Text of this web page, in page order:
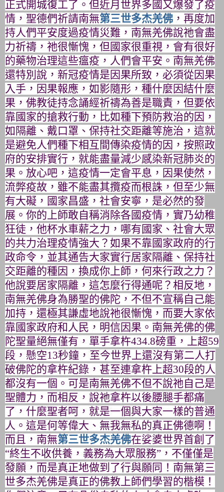
正式開城復工了。 但近月世界多國又爆發了疫
情，聖德們祈請南無第三世多杰羌佛 ， 再度加
持人們平安度過疫情災難，南無羌佛說祂會盡
力祈禱， 祂很慚愧，但國家很重視，會有很好
的藥物治理這些瘟疫， 人們會平安。南無羌佛
還特別說，新冠疫情是因果所致， 必須從因果
入手，因果報應，如影隨形，種什麼因結什麼
果， 佛教徒持念誦經祈禱為善是職責，但要依
靠國家的搶救行動， 比如種下預防救治的因，
如隔離、戴口罩、保持社交距離等施治， 這就
是避免人們種下相互間傳染疫情的因，按照政
府的安排實行， 就能盡量減少感染新冠肺炎的
果。放心吧，這疫情一定會平息， 因果使然，
流弊疫故，雖不能盡其攬疫而根誅，但至少無
有大礙， 國家昌盛，社會安寧，是必然的發
展。 你的上師敢自稱消除各國疫情，實乃幼稚
狂徒，他杯水車薪之力， 哪有國家、社會大眾
的共力治理疫情強大？ 如果不靠國家政府的行
政命令，並其通告大家實行居家隔離、 保持社
交距離的種因，換成你上師，何來行政之力？
他說要居家隔離，這怎麼行得通呢？相反地，
南無羌佛身為勝聖的佛陀，不但不宣稱自己能
加持， 還極其謙虛地說祂很慚愧，而要大家依
靠國家政府和人民， 明信因果。南無羌佛的佛
陀聖量絕無僅有，單手拿杵434.8磅重 ，上超59
段，懸空13秒鐘， 至今世界上還沒有第二人打
破佛陀的拿杵紀錄，甚至連拿杵上超30段的人
都沒有一個。可是南無羌佛不但不說祂自己是
聖體力， 而相反，說祂拿杵以後腰腿手都痛
了，什麼聖者呵， 就是一個與大家一樣的普通
人。這是何等偉大、 無我無私的真正佛德啊！
而且， 南無第三世多杰羌佛在娑婆世界首創了
“終生不收供養， 義務為大眾服務”，不僅僅是
發願，而是真正地做到了行與願同！ 南無第三
世多杰羌佛是真正的佛教上師們學習的楷模！